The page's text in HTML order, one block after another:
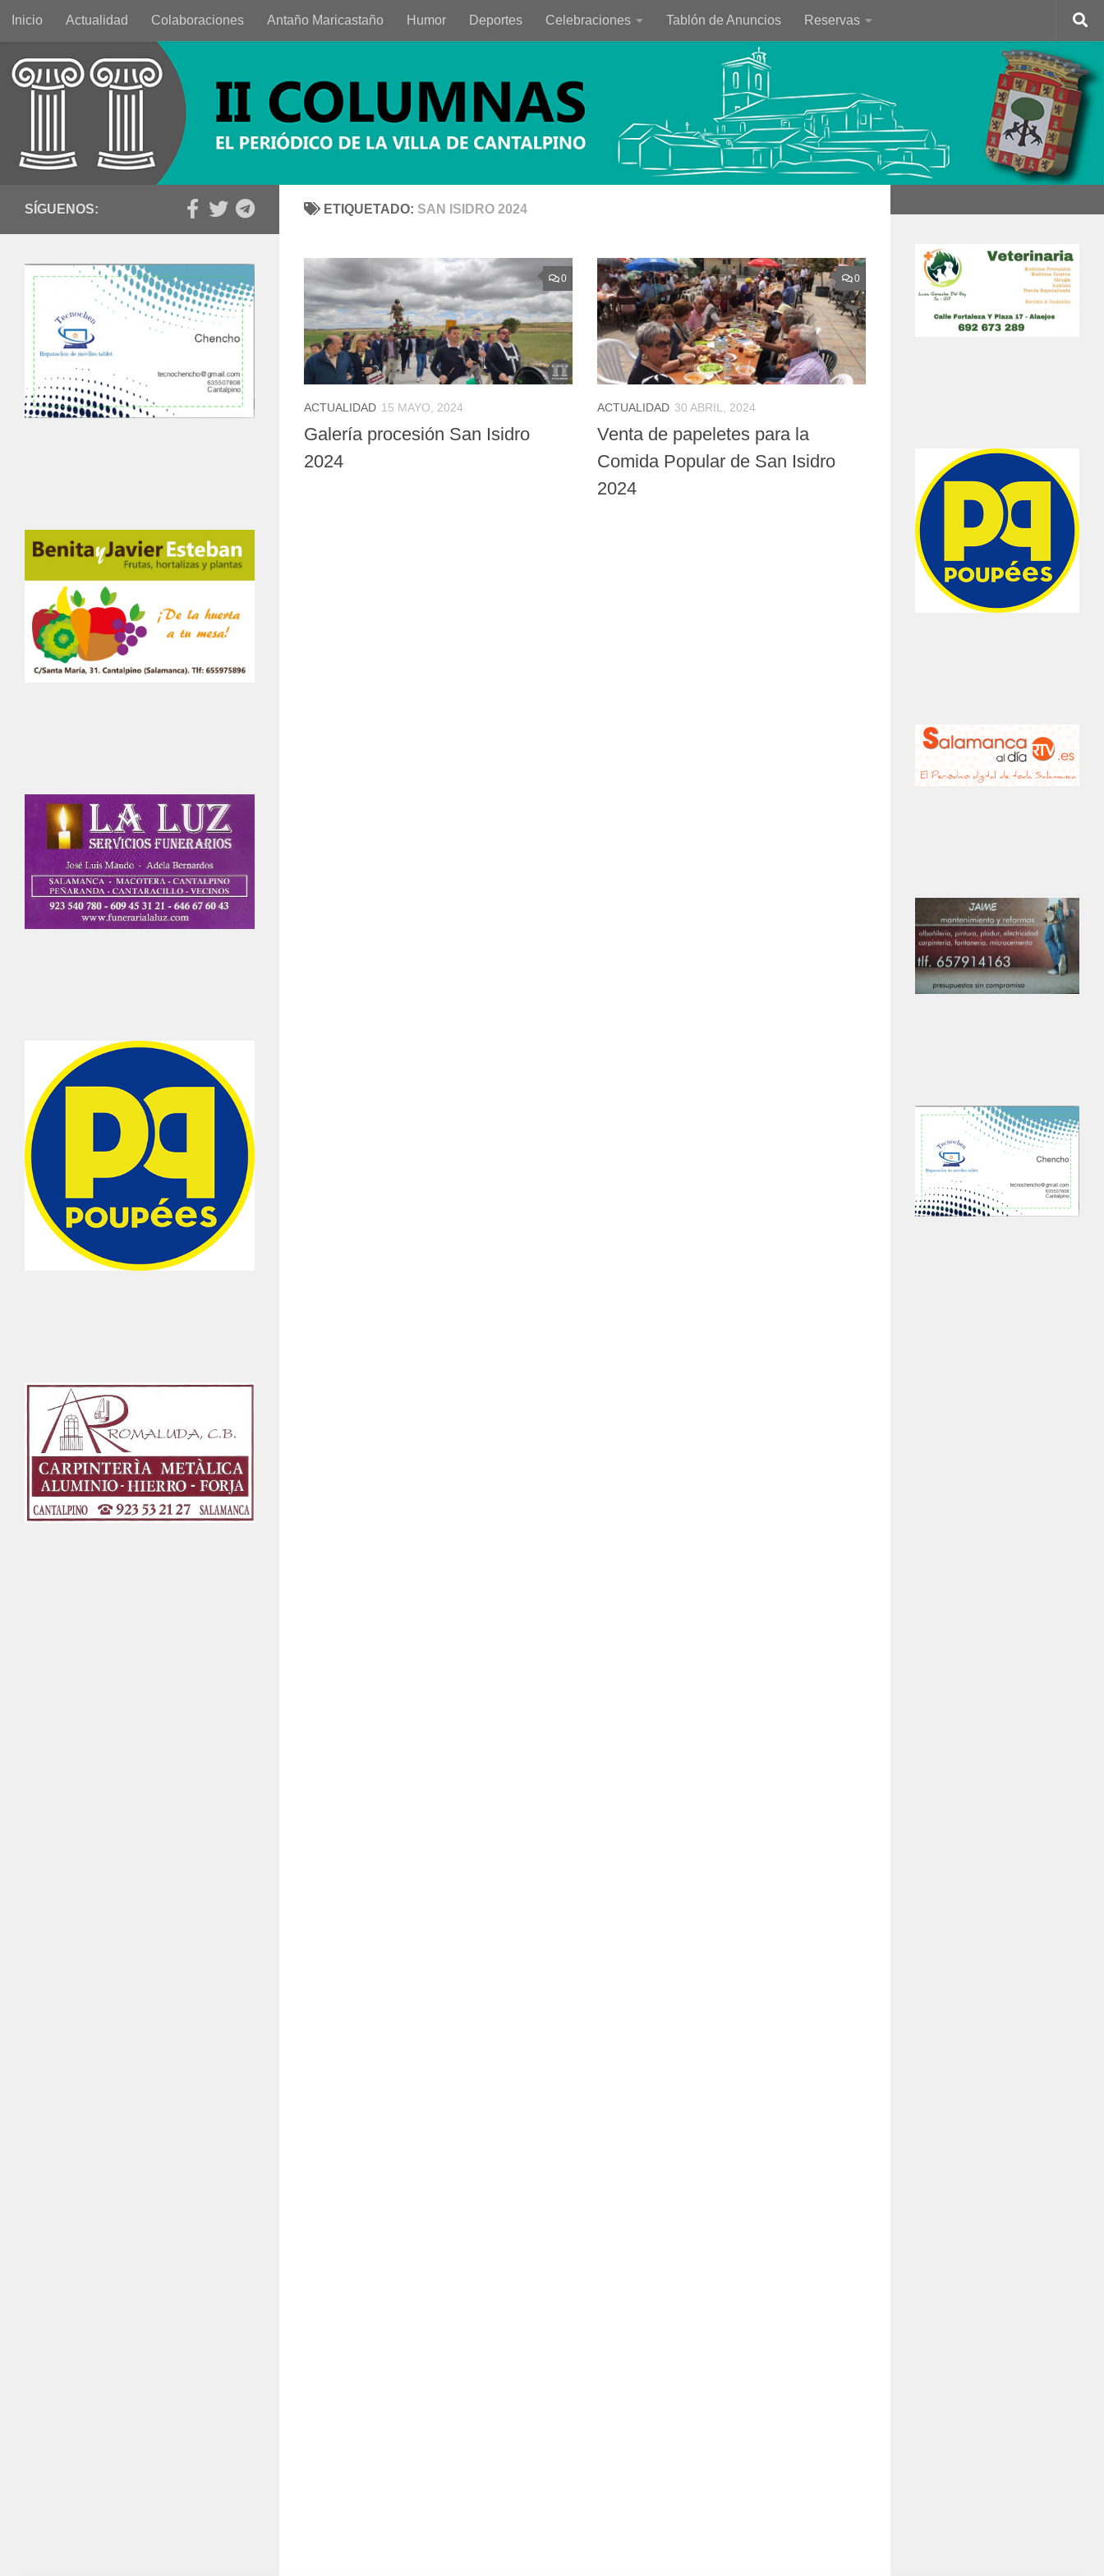
Saltar al contenido
Inicio Actualidad Colaboraciones Antaño Maricastaño Humor Deportes Celebraciones Tablón de Anuncios Reservas
ETIQUETADO: SAN ISIDRO 2024
0
ACTUALIDAD 15 MAYO, 2024
Galería procesión San Isidro
2024
0
ACTUALIDAD 30 ABRIL, 2024
Venta de papeletes para la
Comida Popular de San Isidro
2024
SÍGUENOS: